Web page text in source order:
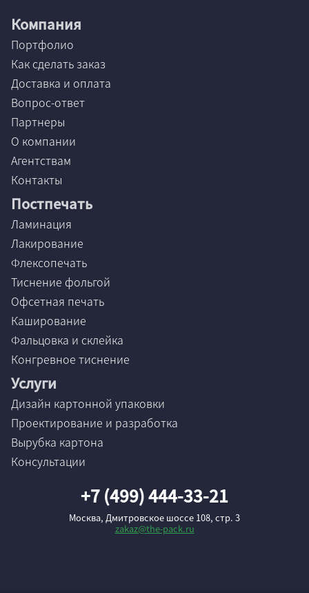
Компания
Портфолио
Как сделать заказ
Доставка и оплата
Вопрос-ответ
Партнеры
О компании
Агентствам
Контакты
Постпечать
Ламинация
Лакирование
Флексопечать
Тиснение фольгой
Офсетная печать
Каширование
Фальцовка и склейка
Конгревное тиснение
Услуги
Дизайн картонной упаковки
Проектирование и разработка
Вырубка картона
Консультации
+7 (499) 444-33-21
Москва, Дмитровское шоссе 108, стр. 3
zakaz@the-pack.ru